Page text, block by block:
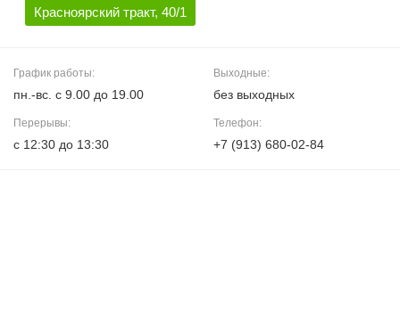
Красноярский тракт, 40/1
График работы:
пн.-вс. c 9.00 до 19.00
Выходные:
без выходных
Перерывы:
с 12:30 до 13:30
Телефон:
+7 (913) 680-02-84